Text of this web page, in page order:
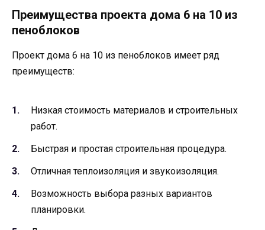
Преимущества проекта дома 6 на 10 из
пеноблоков
Проект дома 6 на 10 из пеноблоков имеет ряд
преимуществ:
Низкая стоимость материалов и строительных
работ.
Быстрая и простая строительная процедура.
Отличная теплоизоляция и звукоизоляция.
Возможность выбора разных вариантов
планировки.